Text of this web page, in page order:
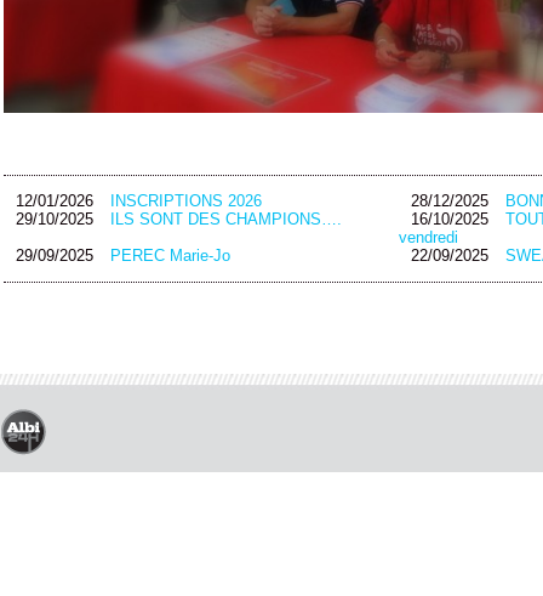
12/01/2026 INSCRIPTIONS 2026 28/12/2025
29/10/2025
ILS SONT DES CHAMPIONS…. 16/10/2025
vendredi
29/09/2025
PEREC Marie-Jo 22/09/2025